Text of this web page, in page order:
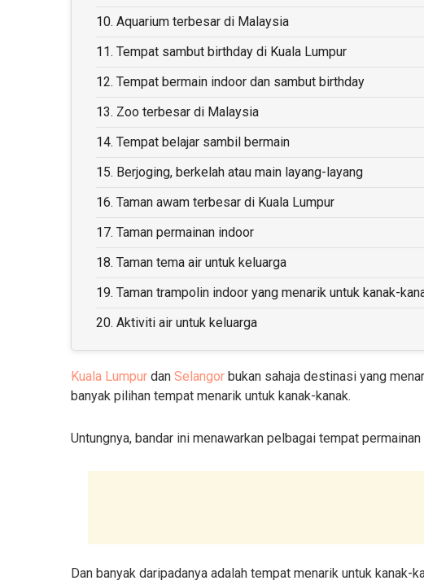
10. Aquarium terbesar di Malaysia
11. Tempat sambut birthday di Kuala Lumpur
12. Tempat bermain indoor dan sambut birthday
13. Zoo terbesar di Malaysia
14. Tempat belajar sambil bermain
15. Berjoging, berkelah atau main layang-layang
16. Taman awam terbesar di Kuala Lumpur
17. Taman permainan indoor
18. Taman tema air untuk keluarga
19. Taman trampolin indoor yang menarik untuk kanak-
20. Aktiviti air untuk keluarga
Kuala Lumpur dan Selangor bukan sahaja destinasi yang
banyak pilihan tempat menarik untuk kanak-kanak.
Untungnya, bandar ini menawarkan pelbagai tempat
Dan banyak daripadanya adalah tempat menarik untuk kanak-